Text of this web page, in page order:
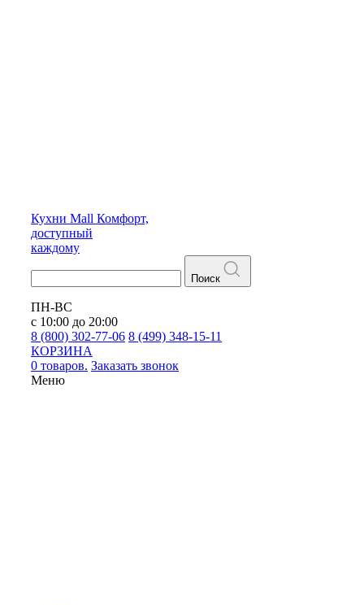
Кухни Mall Комфорт,
доступный
каждому
Поиск
ПН-ВС
с 10:00 до 20:00
8 (800) 302-77-06 8 (499) 348-15-11
КОРЗИНА
0 товаров. Заказать звонок
Меню